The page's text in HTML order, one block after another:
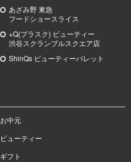
あざみ野東急
フードショースライス
+Q(プラスク) ビューティー
渋谷スクランブルスクエア店
ShinQs ビューティーパレット
お中元
ビューティー
ギフト